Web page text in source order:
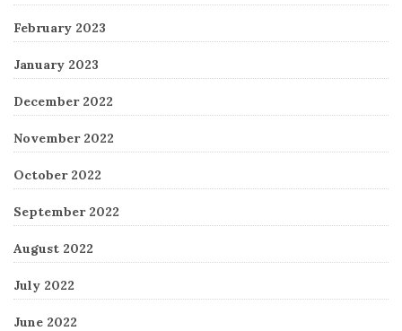
February 2023
January 2023
December 2022
November 2022
October 2022
September 2022
August 2022
July 2022
June 2022